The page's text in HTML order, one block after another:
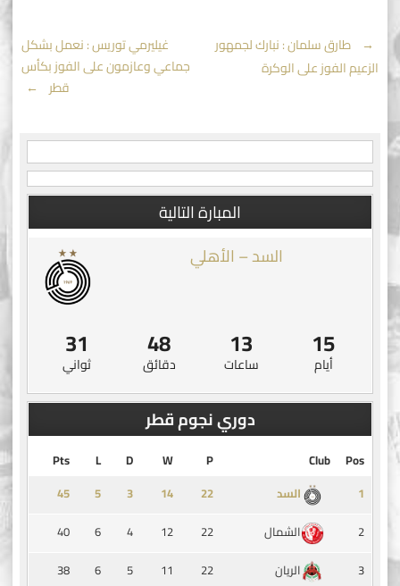
Post
← طارق سلمان : نبارك لجمهور
الزعيم الفوز على الوكرة
غيليرمي توريس : نعمل بشكل
جماعي وعازمون على الفوز بكأس
قطر
→
المبارة التالية
السد – الأهلي
15
أيام
13
ساعات
48
دقائق
31
ثواني
دوري نجوم قطر
Pos
Club
P
W
D
L
Pts
1
السد ‏22
14
3
5
45
2
الشمال 22
12
4
6
40
3
الريان 22
11
5
6
38